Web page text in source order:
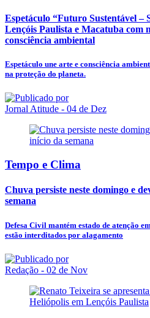
Espetáculo “Futuro Sustentável –
Lençóis Paulista e Macatuba com
consciência ambiental
Espetáculo une arte e consciência
na proteção do planeta.
Jornal Atitude - 04 de Dez
Tempo e Clima
Chuva persiste neste domingo e
semana
Defesa Civil mantém estado de atenção
estão interditados por alagamento
Redação - 02 de Nov